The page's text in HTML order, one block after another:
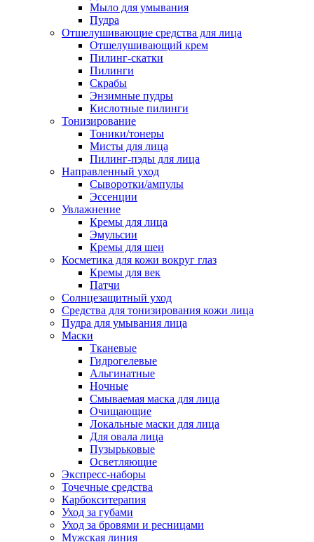
Мыло для умывания
Пудра
Отшелушивающие средства для лица
Отшелушивающий крем
Пилинг-скатки
Пилинги
Скрабы
Энзимные пудры
Кислотные пилинги
Тонизирование
Тоники/тонеры
Мисты для лица
Пилинг-пэды для лица
Направленный уход
Сыворотки/ампулы
Эссенции
Увлажнение
Кремы для лица
Эмульсии
Кремы для шеи
Косметика для кожи вокруг глаз
Кремы для век
Патчи
Солнцезащитный уход
Средства для тонизирования кожи лица
Пудра для умывания лица
Маски
Тканевые
Гидрогелевые
Альгинатные
Ночные
Смываемая маска для лица
Очищающие
Локальные маски для лица
Для овала лица
Пузырьковые
Осветляющие
Экспресс-наборы
Точечные средства
Карбокситерапия
Уход за губами
Уход за бровями и ресницами
Мужская линия